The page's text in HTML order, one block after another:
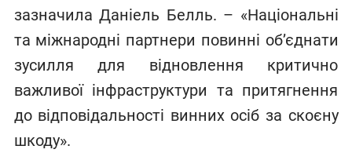
зазначила Даніель Белль. – «Національні
та міжнародні партнери повинні об’єднати
зусилля для відновлення критично
важливої інфраструктури та притягнення
до відповідальності винних осіб за скоєну
шкоду».